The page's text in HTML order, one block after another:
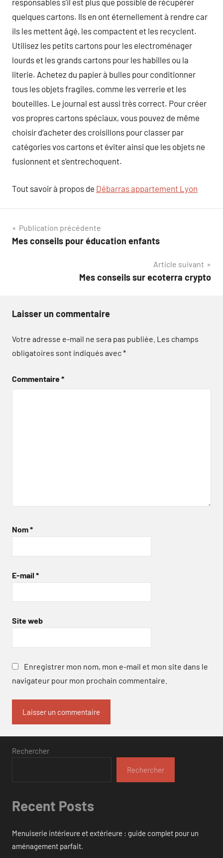
responsables s’il est plus que possible de récupérer
quelques cartons. Ils en ont éternellement à rendre car
ils les mettent âgé, les compactent et les recyclent.
Utilisez les petits cartons pour les electroménager
lourds et les grands cartons pour les habilles ou la
literie. Achetez du papier à bulles pour conditionner
tous les objets fragiles, comme les verrerie et les
bouteilles. Le journal est aussi très correct. Pour créer
vos propres cartons spéciaux, vous pouvez de même
choisir d’acheter des croisillons pour classer par
catégories vos cartons et éviter ainsi que les objets ne
fusionnent et s’entrechoquent.
Tout savoir à propos de Débarras appartement Lyon
Navigation
de
Publication précédente
Mes conseils pour éducation enfants
Article suivant
Mes conseils sur ecoterra crypto
Laisser un commentaire
Votre adresse e-mail ne sera pas publiée. Les champs
obligatoires sont indiqués avec*
Commentaire*
Nom*
E-mail *
Site web
Enregistrer mon nom, mon e-mail et mon site dans le
navigateur pour mon prochain commentaire.
Rechercher
Rechercher
Recent Posts
Menuiserie intérieure et extérieure : guide complet pour un
aménagement parfait.